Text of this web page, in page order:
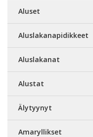
Aluset
Aluslakanapidikkeet
Aluslakanat
Alustat
Älytyynyt
Amaryllikset